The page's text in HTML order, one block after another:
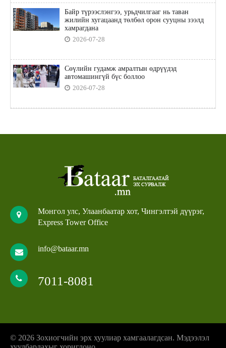
Байр түрээслэнгээ, урьдчилгааг нь таван
жилийн хугацаанд төлбөл орон сууцны зээлд
хамрагдана
2026-07-28
Сөүлийн гудамж амралтын өдрүүдэд
автомашингүй бүс боллоо
2026-07-28
Монгол улс, Улаанбаатар хот, Чингэлтэй дүүрэг,
Express Tower Office
info@bataar.mn
7011-8081
© 2026 Зохиогчийн эрх хуулиар хамгаалагдсан. Мэдээлэл